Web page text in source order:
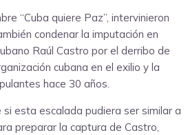
“Cuba quiere Paz”, intervinieron
condenar la imputación en
Raúl Castro por el derribo de
cubana en el exilio y la
hace 30 años.
esta escalada pudiera ser similar a
preparar la captura de Castro,